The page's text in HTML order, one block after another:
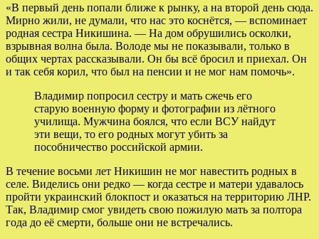
«В первый день попали ближе к рынку, а на второй день сюда.
Мирно жили, не думали, что нас это коснётся, — вспоминает
родная сестра Никишина. — На дом обрушились осколки,
взрывная волна была. Володе мы не показывали, только в
общих чертах рассказывали. Он бы всё бросил и приехал. Он
и так себя корил, что был на пенсии и не мог нам помочь».
Владимир попросил сестру и мать сжечь его
старую военную форму и фотографии из лётного
училища. Мужчина боялся, что если ВСУ найдут
эти вещи, то его родных могут убить за
пособничество российской армии.
В течение восьми лет Никишин не мог навестить родных в
селе. Виделись они редко — когда сестре и матери удавалось
пройти украинский блокпост и оказаться на территорию ЛНР.
Так, Владимир смог увидеть свою пожилую мать за полтора
года до её смерти, больше они не встречались.